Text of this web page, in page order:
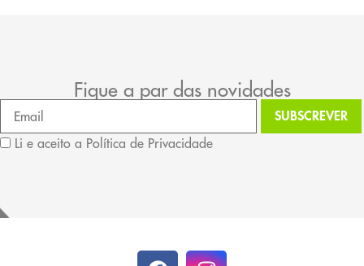
Fique a par das novidades
Li e aceito a Política de Privacidade